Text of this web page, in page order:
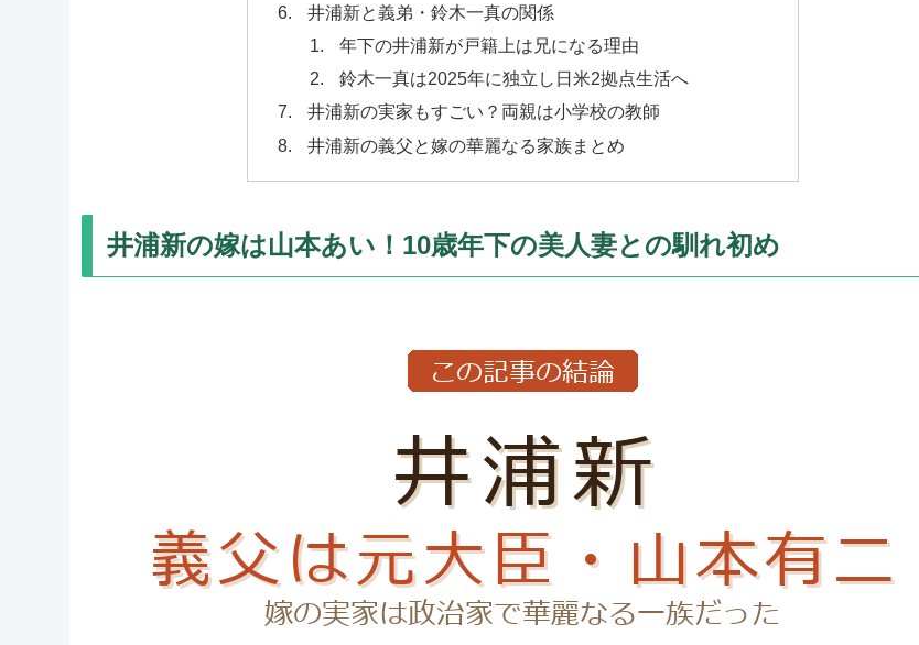
井浦新と義弟・鈴木一真の関係
年下の井浦新が戸籍上は兄になる理由
鈴木一真は2025年に独立し日米2拠点生活へ
井浦新の実家もすごい？両親は小学校の教師
井浦新の義父と嫁の華麗なる家族まとめ
井浦新の嫁は山本あい！10歳年下の美人妻との馴れ初め